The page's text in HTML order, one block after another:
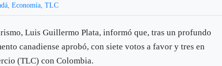
,Economía ,TLC
Luis Guillermo Plata, informó que, tras un profundo
canadiense aprobó, con siete votos a favor y tres en
(TLC) con Colombia.